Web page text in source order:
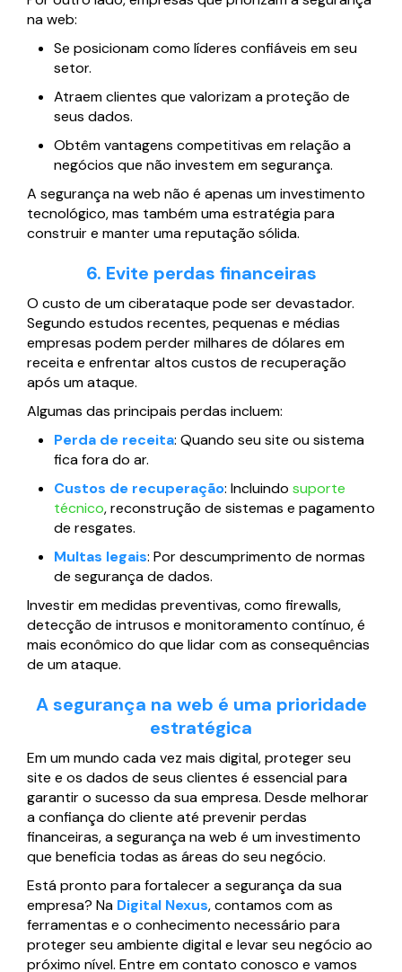
na web:
Se posicionam como líderes confiáveis em seu
setor.
Atraem clientes que valorizam a proteção de
seus dados.
Obtêm vantagens competitivas em relação a
negócios que não investem em segurança.
A segurança na web não é apenas um investimento
tecnológico, mas também uma estratégia para
construir e manter uma reputação sólida.
6. Evite perdas financeiras
O custo de um ciberataque pode ser devastador.
Segundo estudos recentes, pequenas e médias
empresas podem perder milhares de dólares em
receita e enfrentar altos custos de recuperação
após um ataque.
Algumas das principais perdas incluem:
Perda de receita: Quando seu site ou sistema
fica fora do ar.
Custos de recuperação: Incluindo suporte
técnico, reconstrução de sistemas e pagamento
de resgates.
Multas legais: Por descumprimento de normas
de segurança de dados.
Investir em medidas preventivas, como firewalls,
detecção de intrusos e monitoramento contínuo, é
mais econômico do que lidar com as consequências
de um ataque.
A segurança na web é uma prioridade
estratégica
Em um mundo cada vez mais digital, proteger seu
site e os dados de seus clientes é essencial para
garantir o sucesso da sua empresa. Desde melhorar
a confiança do cliente até prevenir perdas
financeiras, a segurança na web é um investimento
que beneficia todas as áreas do seu negócio.
Está pronto para fortalecer a segurança da sua
empresa? Na Digital Nexus, contamos com as
ferramentas e o conhecimento necessário para
proteger seu ambiente digital e levar seu negócio ao
próximo nível. Entre em contato conosco e vamos